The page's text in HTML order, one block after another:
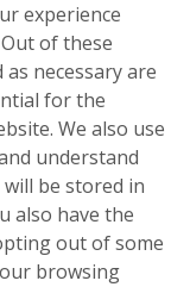
experience
of these
necessary are
for the
We also use
understand
be stored in
also have the
out of some
browsing